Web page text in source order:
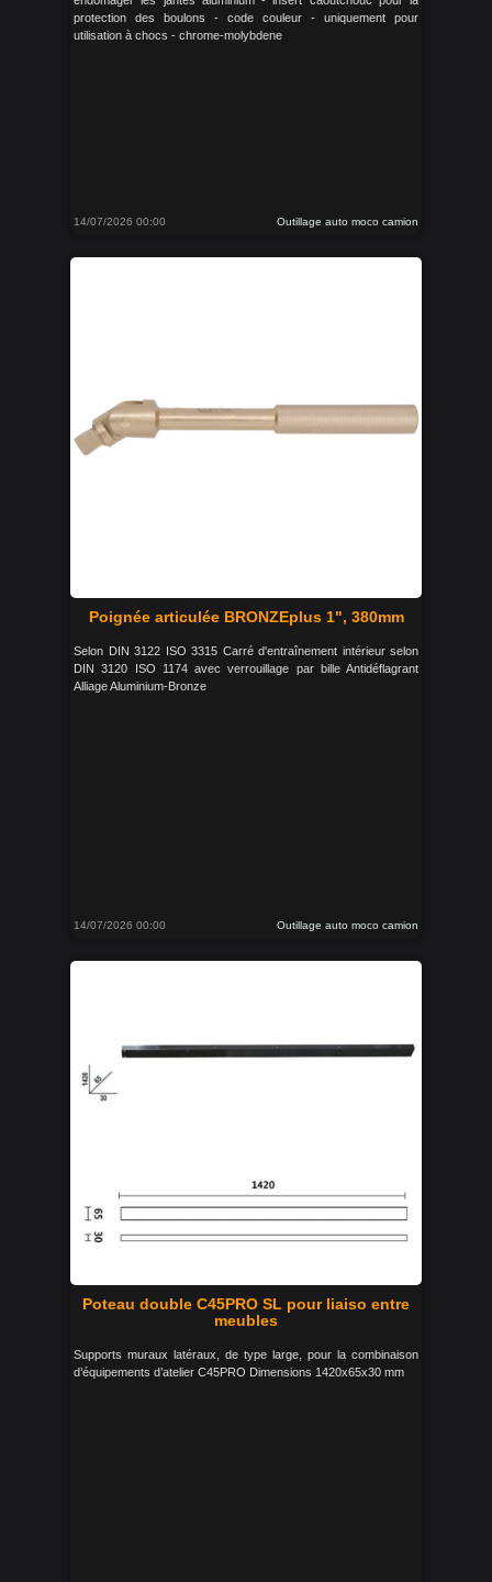
protection des boulons - code couleur - uniquement pour
utilisation à chocs - chrome-molybdene
14/07/2026 00:00 Outillage auto moco camion
Poignée articulée BRONZEplus 1", 380mm
Selon DIN 3122 ISO 3315 Carré d'entraînement intérieur selon
DIN 3120 ISO 1174 avec verrouillage par bille Antidéflagrant
Alliage Aluminium-Bronze
14/07/2026 00:00 Outillage auto moco camion
Poteau double C45PRO SL pour liaiso entre
meubles
Supports muraux latéraux, de type large, pour la combinaison
d’équipements d’atelier C45PRO Dimensions 1420x65x30 mm